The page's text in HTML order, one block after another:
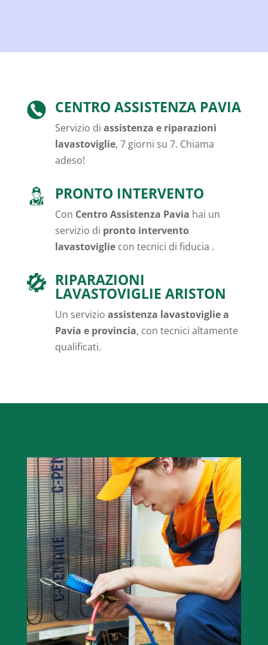
CENTRO ASSISTENZA PAVIA
Servizio di assistenza e riparazioni
lavastoviglie, 7 giorni su 7. Chiama
adeso!
PRONTO INTERVENTO
Con Centro Assistenza Pavia hai un
servizio di pronto intervento
lavastovigliecon tecnici di fiducia .
RIPARAZIONI
LAVASTOVIGLIE ARISTON
Un servizio assistenza lavastoviglie a
Pavia e provincia, con tecnici altamente
qualificati.